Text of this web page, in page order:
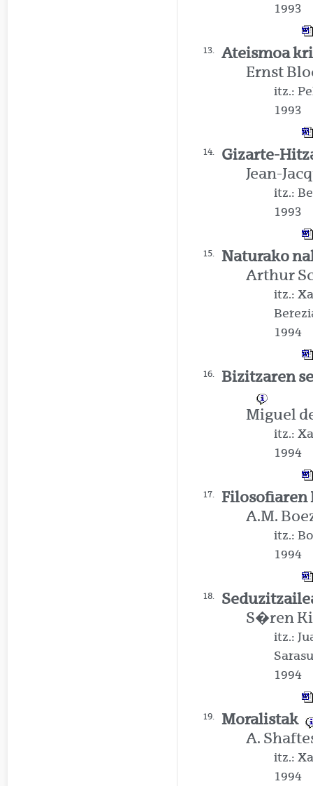
1993
13.
Ateismoa
Ernst
itz.:
1993
14.
Gizarte-
Jean-
itz.:
1993
15.
Naturako
Arthur
itz.:
1994
16. Bizitzaren
Miguel
itz.:
1994
17.
Filosofiaren
A.M.
itz.:
1994
18.
S�ren
itz.:
1994
19.
Moralistak
A.
itz.:
1994